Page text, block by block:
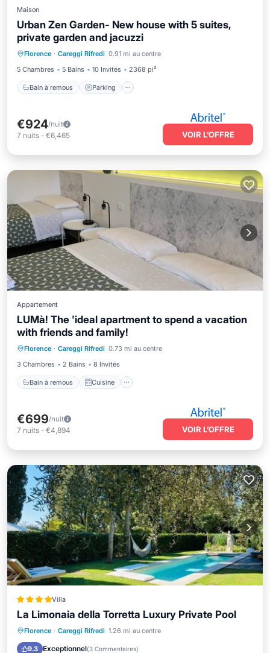
Maison
Urban Zen Garden- New house with 5 suites,
private garden and jacuzzi
Florence · Careggi Rifredi 0.91 mi au centre
5 Chambres
5 Bains 10 Invités 2368 pi²
Bain à remous Parking
Bain à remous
Parking
Vue sur l’océan
Balcon/Terrasse
€924/nuit
7 nuits - €6,465 VOIR L’OFFRE
Appartement
LUMà! The 'ideal apartment to spend a vacation
with friends and family!
Florence · Careggi Rifredi 0.73 mi au centre
3 Chambres
2 Bains 8 Invités
Bain à remous Cuisine
Bain à remous Cuisine
Internet
€699/nuit
7 nuits - €4,894 VOIR L’OFFRE
Villa
La Limonaia della Torretta Luxury Private Pool
Florence · Careggi Rifredi 1.26 mi au centre
9.3 Exceptionnel(3 Commentaires)
Front de mer
Piscine
Vue sur l’océan
Balcon/Terrasse